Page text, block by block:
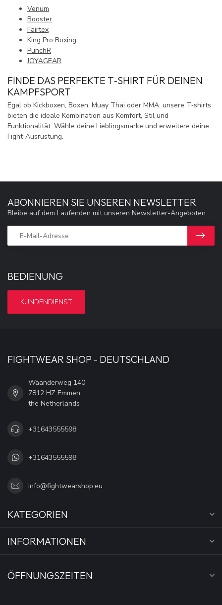
Venum
Booster
Fairtex
King Pro Boxing
PunchR
JOYAGEAR
FINDE DAS PERFEKTE T‑SHIRT FÜR DEINEN
KAMPFSPORT
Egal ob Kickboxen, Boxen, Muay Thai oder MMA: unsere T‑shirts
bieten die ideale Kombination aus Komfort, Stil und
Funktionalität. Wähle deine Lieblingsmarke und erweitere deine
Fight‑Ausrüstung.
BEDIENUNG
KUNDENDIENST
ABONNIEREN SIE UNSEREN NEWSLETTER
Bleibe auf dem Laufenden mit unseren Newsletter-Angeboten
FIGHTWEAR SHOP - DEUTSCHLAND
Waanderweg 140
7812 HZ Emmen
the Netherlands
+31643555598
+31643555598
info@fightwearshop.eu
KATEGORIEN
INFORMATIONEN
ÖFFNUNGSZEITEN